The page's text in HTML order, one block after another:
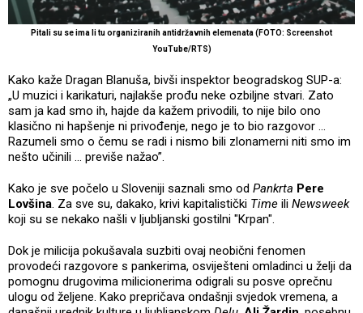
Pitali su se ima li tu organiziranih antidržavnih elemenata (FOTO: Screenshot
YouTube/RTS)
Kako kaže Dragan Blanuša, bivši inspektor beogradskog SUP-a:
„U muzici i karikaturi, najlakše prođu neke ozbiljne stvari. Zato
sam ja kad smo ih, hajde da kažem privodili, to nije bilo ono
klasično ni hapšenje ni privođenje, nego je to bio razgovor ...
Razumeli smo o čemu se radi i nismo bili zlonamerni niti smo im
nešto učinili ... previše nažao”.
Kako je sve počelo u Sloveniji saznali smo od Pankrta Pere
Lovšina. Za sve su, dakako, krivi kapitalistički Time ili Newsweek
koji su se nekako našli v ljubljanski gostilni "Krpan".
Dok je milicija pokušavala suzbiti ovaj neobični fenomen
provodeći razgovore s pankerima, osviješteni omladinci u želji da
pomognu drugovima milicionerima odigrali su posve oprečnu
ulogu od željene. Kako prepričava ondašnji svjedok vremena, a